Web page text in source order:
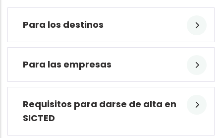
Para los destinos
Para las empresas
Requisitos para darse de alta en
SICTED